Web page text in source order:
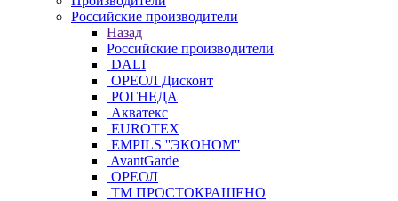
Российские производители
Назад
Российские производители
DALI
ОРЕОЛ Дисконт
РОГНЕДА
Акватекс
EUROTEX
EMPILS ''ЭКОНОМ''
AvantGarde
ОРЕОЛ
ТМ ПРОСТОКРАШЕНО